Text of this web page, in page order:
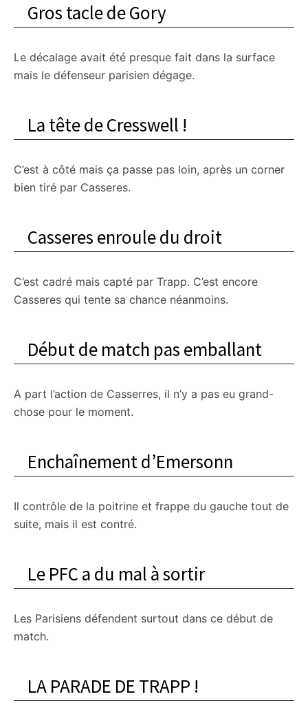
Gros tacle de Gory
Le décalage avait été presque fait dans la surface
mais le défenseur parisien dégage.
La tête de Cresswell !
C’est à côté mais ça passe pas loin, après un corner
bien tiré par Casseres.
Casseres enroule du droit
C’est cadré mais capté par Trapp. C’est encore
Casseres qui tente sa chance néanmoins.
Début de match pas emballant
A part l’action de Casserres, il n’y a pas eu grand-
chose pour le moment.
Enchaînement d’Emersonn
Il contrôle de la poitrine et frappe du gauche tout de
suite, mais il est contré.
Le PFC a du mal à sortir
Les Parisiens défendent surtout dans ce début de
match.
LA PARADE DE TRAPP !